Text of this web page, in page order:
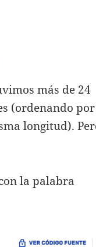
más de 24
(ordenando por
longitud).
la palabra